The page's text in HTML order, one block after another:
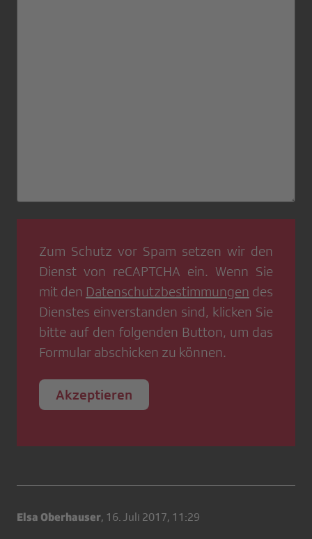
Zum Schutz vor Spam setzen wir den
Dienst von reCAPTCHA ein. Wenn Sie
mit den Datenschutzbestimmungen des
Dienstes einverstanden sind, klicken Sie
bitte auf den folgenden Button, um das
Formular abschicken zu können.
Akzeptieren
Elsa Oberhauser, 16. Juli 2017, 11:29